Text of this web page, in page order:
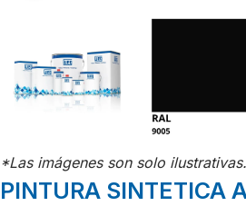
*Las imágenes son solo ilustrativas.
PINTURA SINTETICA